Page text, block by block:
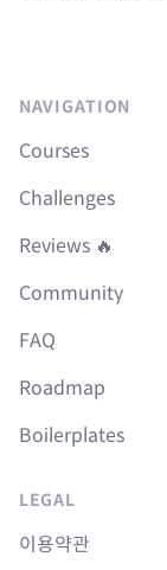
NAVIGATION
Courses
Challenges
Reviews 🔥
Community
FAQ
Roadmap
Boilerplates
LEGAL
이용약관